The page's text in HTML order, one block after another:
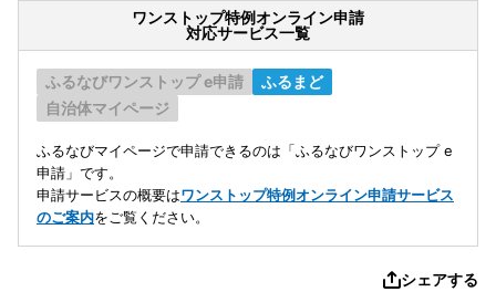
ワンストップ特例オンライン申請
対応サービス一覧
ふるなびワンストップ e申請
ふるまど
自治体マイページ
ふるなびマイページで申請できるのは「ふるなびワンストップ e
申請」です。
申請サービスの概要はワンストップ特例オンライン申請サービス
のご案内をご覧ください。
シェアする